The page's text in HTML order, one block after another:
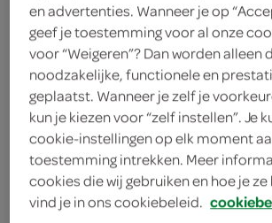
Let op: aanbiedingen zijn niet
producten, maar worden wél
verwerkt in de winkelmand.
Dagvers gebakken door de
de buurt!
Brood zoals brood hoort te smaken!
en advertenties. Wanneer je op
geef je toestemming voor al onze
voor “Weigeren”? Dan worden alleen
noodzakelijke, functionele en
geplaatst. Wanneer je zelf je
kun je kiezen voor “zelf instellen”. Je
cookie-instellingen op elk moment
toestemming intrekken. Meer
cookies die wij gebruiken en hoe je
vind je in ons cookiebeleid.